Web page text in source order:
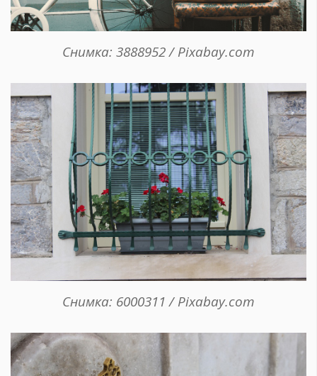
Снимка: 3888952 / Pixabay.com
Снимка: 6000311 / Pixabay.com